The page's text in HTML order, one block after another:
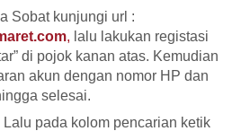
Sobat kunjungi url :
, lalu lakukan registasi
di pojok kanan atas. Kemudian
akun dengan nomor HP dan
selesai.
Lalu pada kolom pencarian ketik